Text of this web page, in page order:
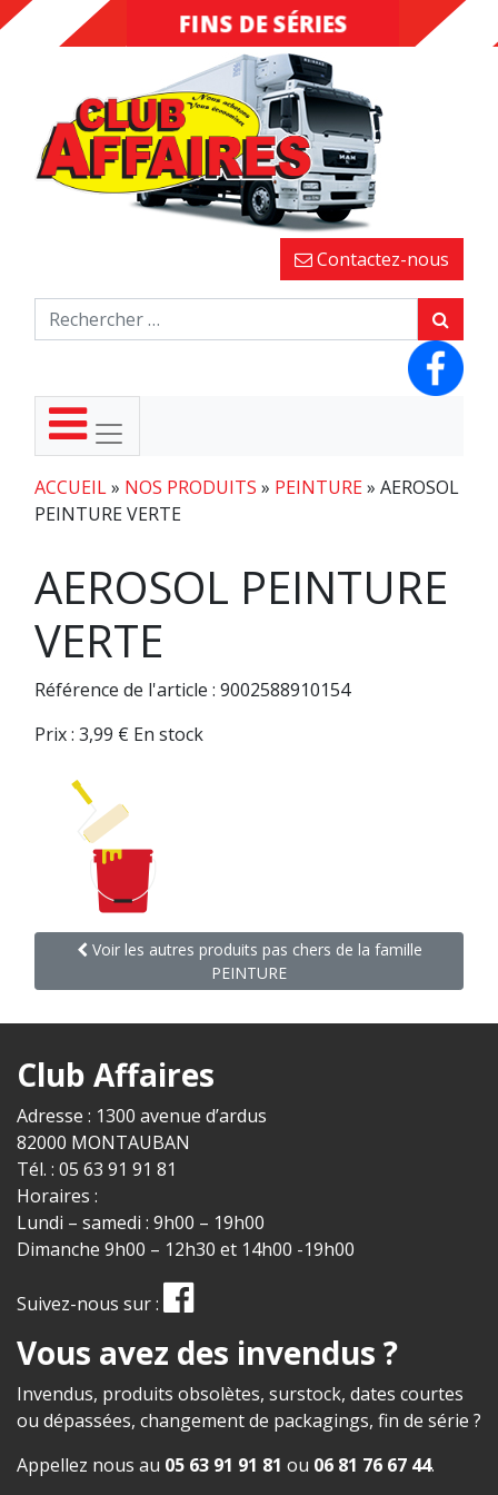
DESTOCKAGE
FINS DE SÉRIES
Contactez-nous
ACCUEIL» NOS PRODUITS » PEINTURE» AEROSOL
PEINTURE VERTE
AEROSOL PEINTURE
VERTE
Référence de l'article : 9002588910154
Prix : 3,99 € En stock
Voir les autres produits pas chers de la famille
PEINTURE
Club Affaires
Adresse : 1300 avenue d’ardus
82000 MONTAUBAN
Tél. : 05 63 91 91 81
Horaires :
Lundi – samedi : 9h00 – 19h00
Dimanche 9h00 – 12h30 et 14h00 -19h00
Suivez-nous sur :
Vous avez des invendus ?
Invendus, produits obsolètes, surstock, dates courtes
ou dépassées, changement de packagings, fin de série ?
Appellez nous au 05 63 91 91 81 ou 06 81 76 67 44.